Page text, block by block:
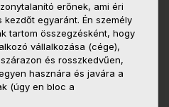
erőnek, ami éri
egyaránt. Én személy
tartom összegzésként, hogy
vállalkozása (cége),
és rosszkedvűen,
hasznára és javára a
(úgy en bloc a